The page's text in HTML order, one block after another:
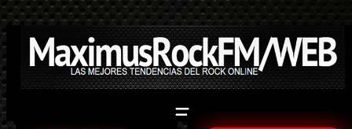
Saltar
al
contenido